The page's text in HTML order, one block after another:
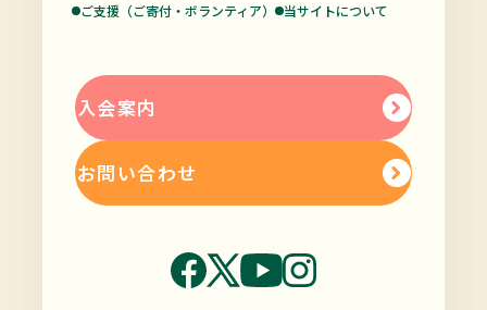
ご支援（ご寄付・ボランティア）
当サイトについて
入会案内
お問い合わせ